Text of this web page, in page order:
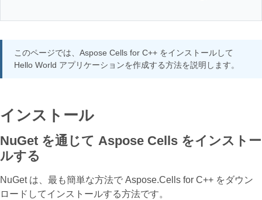
このページでは、Aspose Cells for C++ をインストールして
Hello World アプリケーションを作成する方法を説明します。
インストール
NuGet を通じて Aspose Cells をインストー
ルする
NuGet は、最も簡単な方法で Aspose.Cells for C++ をダウン
ロードしてインストールする方法です。